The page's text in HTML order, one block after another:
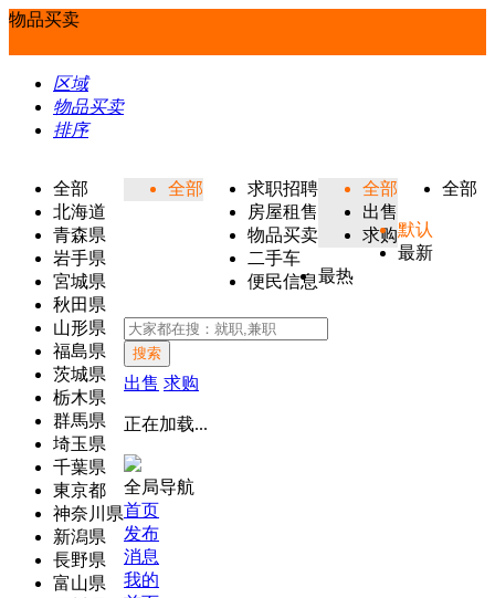
物品买卖
区域
物品买卖
排序
全部
北海道
青森県
岩手県
宮城県
秋田県
山形県
福島県
茨城県
栃木県
群馬県
埼玉県
千葉県
東京都
神奈川県
新潟県
長野県
富山県
全部
求职招聘
房屋租售
物品买卖
二手车
便民信息
全部
出售
求购
全部
默认
最新
最热
搜索
出售 求购
正在加载...
全局导航
首页
发布
消息
我的